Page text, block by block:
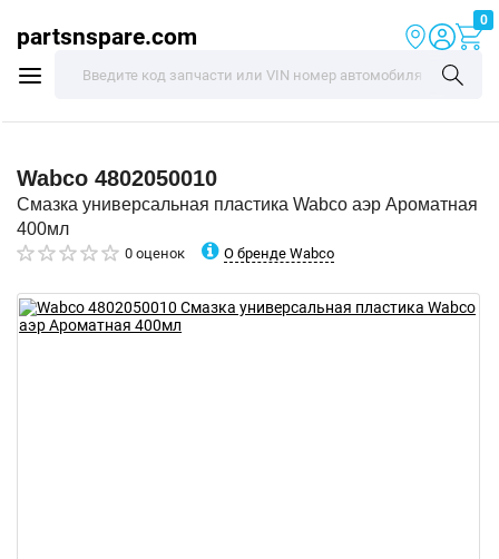
partsnspare.com
0
Wabco 4802050010
Смазка универсальная пластика Wabco аэр Ароматная
400мл
0 оценок О бренде Wabco